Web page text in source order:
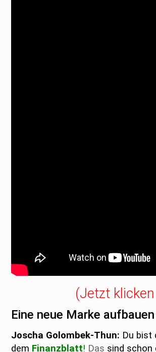
(Jetzt
Eine neue Marke
Joscha Golombek-Thun: Du bist
dem Finanzblatt! Das sind schon